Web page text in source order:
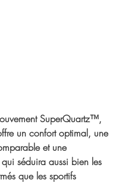
SuperQuartz™,
un confort optimal, une
et une
séduira aussi bien les
que les sportifs